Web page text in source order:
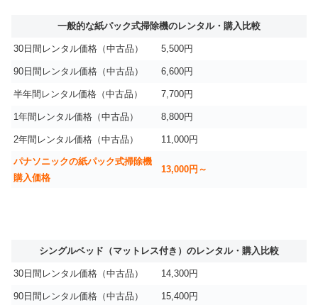
一般的な紙パック式掃除機のレンタル・購入比較
30日間レンタル価格（中古品） 5,500円
90日間レンタル価格（中古品） 6,600円
半年間レンタル価格（中古品） 7,700円
1年間レンタル価格（中古品） 8,800円
2年間レンタル価格（中古品） 11,000円
パナソニックの紙パック式掃除機
購入価格
13,000円～
シングルベッド（マットレス付き）のレンタル・購入比較
30日間レンタル価格（中古品） 14,300円
90日間レンタル価格（中古品） 15,400円